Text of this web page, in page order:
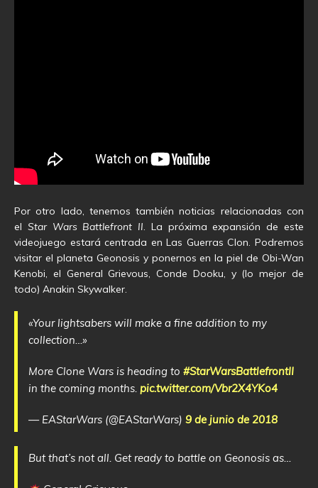
Por otro lado, tenemos también noticias relacionadas con
el Star Wars Battlefront II. La próxima expansión de este
videojuego estará centrada en Las Guerras Clon. Podremos
visitar el planeta Geonosis y ponernos en la piel de Obi-Wan
Kenobi, el General Grievous, Conde Dooku, y (lo mejor de
todo) Anakin Skywalker.
«Your lightsabers will make a fine addition to my
collection…»
More Clone Wars is heading to #StarWarsBattlefrontII
in the coming months. pic.twitter.com/Vbr2X4YKo4
— EAStarWars (@EAStarWars) 9 de junio de 2018
But that’s not all. Get ready to battle on Geonosis as…